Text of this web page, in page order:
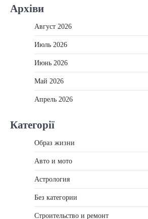
Архіви
Август 2026
Июль 2026
Июнь 2026
Май 2026
Апрель 2026
Категорії
Образ жизни
Авто и мото
Астрология
Без категории
Строительство и ремонт